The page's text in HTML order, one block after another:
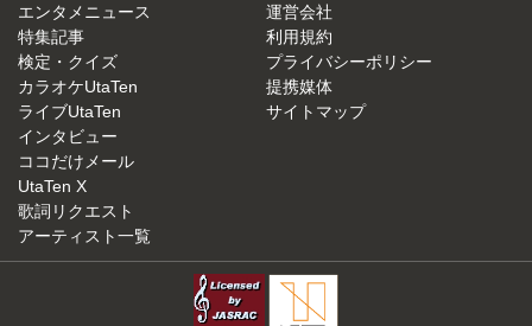
エンタメニュース
特集記事
検定・クイズ
カラオケUtaTen
ライブUtaTen
インタビュー
ココだけメール
UtaTen X
歌詞リクエスト
アーティスト一覧
運営会社
利用規約
プライバシーポリシー
提携媒体
サイトマップ